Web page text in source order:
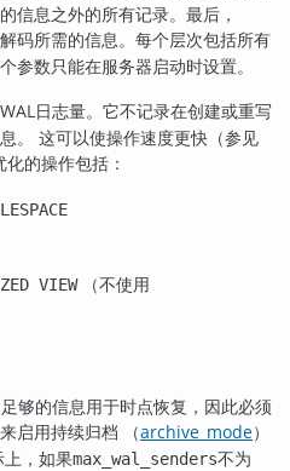
信息之外的所有记录。最后，
码所需的信息。每个层次包括所有
参数只能在服务器启动时设置。
日志量。它不记录在创建或重写
。 这可以使操作速度更快（参见
的操作包括：
VIEW（不使用
够的信息用于时点恢复，因此必须
启用持续归档 （archive_mode）
，如果max_wal_senders不为